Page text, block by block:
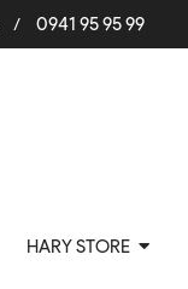
/ 0941 95 95 99
HARY STORE